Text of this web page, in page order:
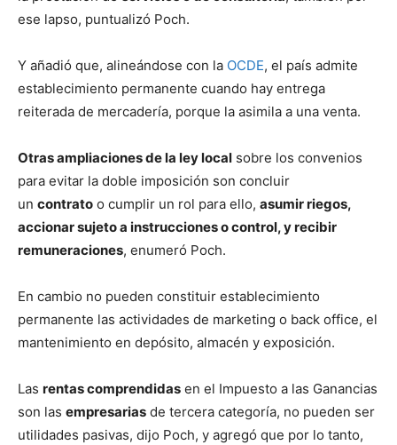
ese lapso, puntualizó Poch.
Y añadió que, alineándose con la OCDE, el país admite
establecimiento permanente cuando hay entrega
reiterada de mercadería, porque la asimila a una venta.
Otras ampliaciones de la ley local sobre los convenios
para evitar la doble imposición son concluir
un contrato o cumplir un rol para ello, asumir riegos,
accionar sujeto a instrucciones o control, y recibir
remuneraciones, enumeró Poch.
En cambio no pueden constituir establecimiento
permanente las actividades de marketing o back office, el
mantenimiento en depósito, almacén y exposición.
Las rentas comprendidas en el Impuesto a las Ganancias
son las empresarias de tercera categoría, no pueden ser
utilidades pasivas, dijo Poch, y agregó que por lo tanto,